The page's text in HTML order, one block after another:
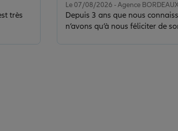
très
Le 07/08/2026 - Agence
Depuis 3 ans que nous
n’avons qu’à nous féliciter de